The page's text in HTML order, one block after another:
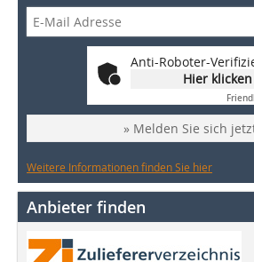
Anti-Roboter-
Hier klicken
» Melden Sie sich
Weitere Informationen finden Sie hier
Anbieter finden